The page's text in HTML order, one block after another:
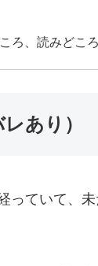
ろ、読みどころ
あり）
っていて、